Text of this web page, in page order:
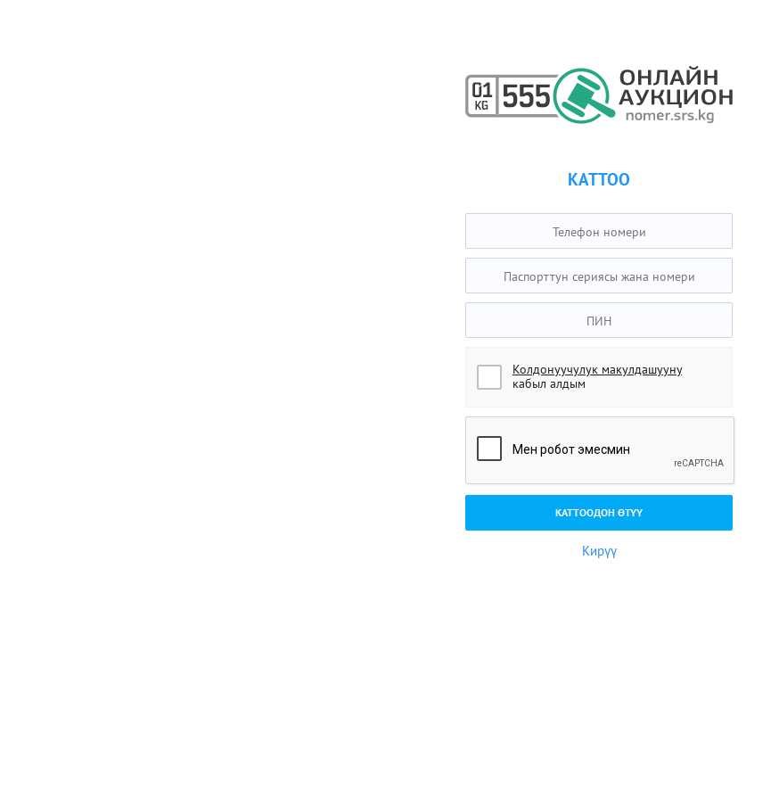
КАТТОО
Колдонуучулук макулдашууну
кабыл алдым
Кирүү